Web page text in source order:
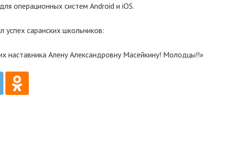
операционных систем Android и iOS.
саранских школьников:
наставника Алену Александровну Масейкину! Молодцы!!»